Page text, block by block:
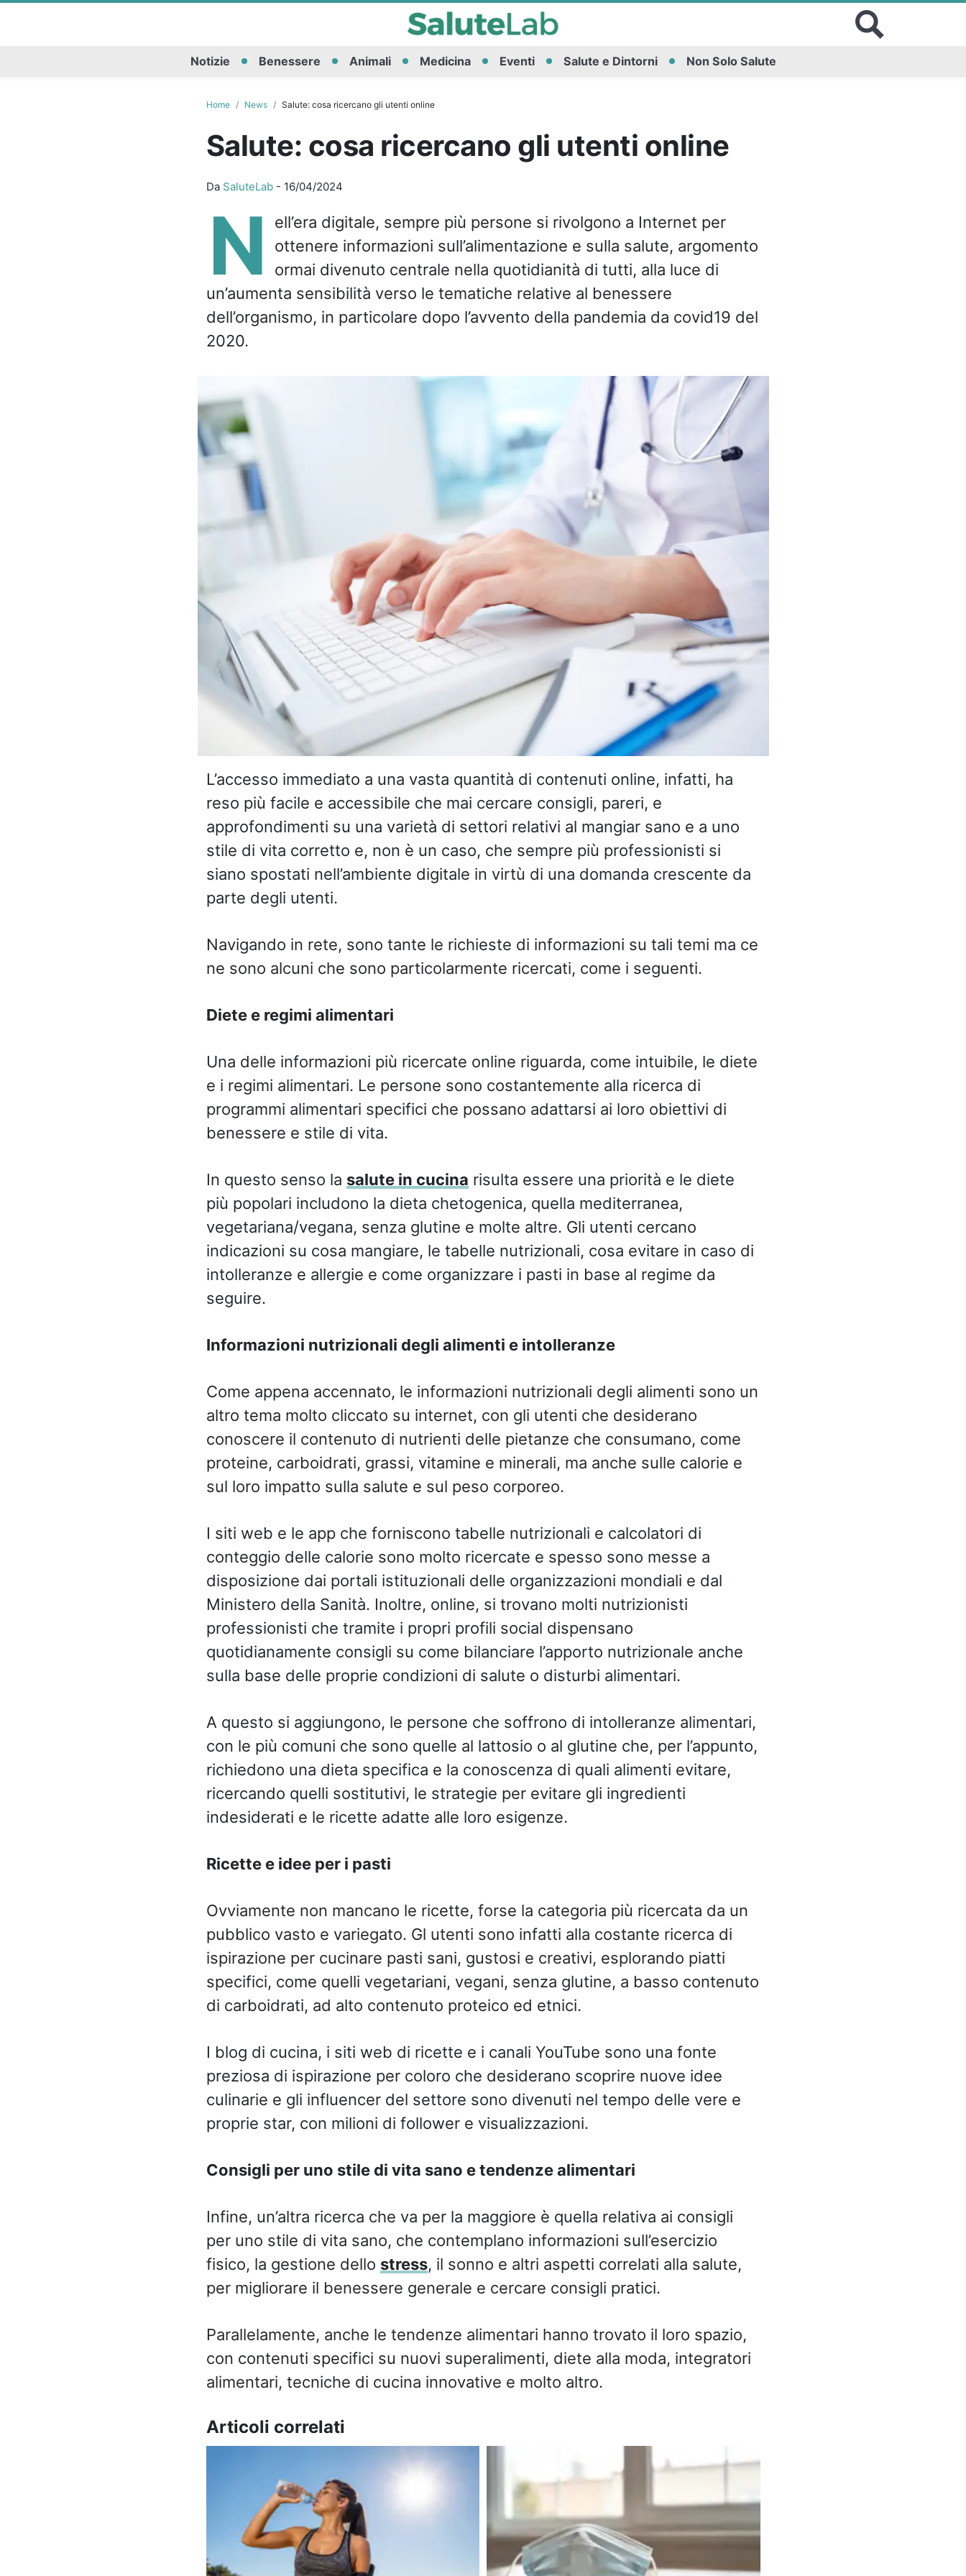
Notizie Benessere Animali Medicina Eventi Salute e Dintorni Non Solo Salute
Home News Salute: cosa ricercano gli utenti online
Salute: cosa ricercano gli utenti online
Da SaluteLab- 16/04/2024
N
ell’era digitale, sempre più persone si rivolgono a Internet per
ottenere informazioni sull’alimentazione e sulla salute, argomento
ormai divenuto centrale nella quotidianità di tutti, alla luce di
un’aumenta sensibilità verso le tematiche relative al benessere
dell’organismo, in particolare dopo l’avvento della pandemia da covid19 del
2020.
L’accesso immediato a una vasta quantità di contenuti online, infatti, ha
reso più facile e accessibile che mai cercare consigli, pareri, e
approfondimenti su una varietà di settori relativi al mangiar sano e a uno
stile di vita corretto e, non è un caso, che sempre più professionisti si
siano spostati nell’ambiente digitale in virtù di una domanda crescente da
parte degli utenti.
Navigando in rete, sono tante le richieste di informazioni su tali temi ma ce
ne sono alcuni che sono particolarmente ricercati, come i seguenti.
Diete e regimi alimentari
Una delle informazioni più ricercate online riguarda, come intuibile, le diete
e i regimi alimentari. Le persone sono costantemente alla ricerca di
programmi alimentari specifici che possano adattarsi ai loro obiettivi di
benessere e stile di vita.
In questo senso la salute in cucina risulta essere una priorità e le diete
più popolari includono la dieta chetogenica, quella mediterranea,
vegetariana/vegana, senza glutine e molte altre. Gli utenti cercano
indicazioni su cosa mangiare, le tabelle nutrizionali, cosa evitare in caso di
intolleranze e allergie e come organizzare i pasti in base al regime da
seguire.
Informazioni nutrizionali degli alimenti e intolleranze
Come appena accennato, le informazioni nutrizionali degli alimenti sono un
altro tema molto cliccato su internet, con gli utenti che desiderano
conoscere il contenuto di nutrienti delle pietanze che consumano, come
proteine, carboidrati, grassi, vitamine e minerali, ma anche sulle calorie e
sul loro impatto sulla salute e sul peso corporeo.
I siti web e le app che forniscono tabelle nutrizionali e calcolatori di
conteggio delle calorie sono molto ricercate e spesso sono messe a
disposizione dai portali istituzionali delle organizzazioni mondiali e dal
Ministero della Sanità. Inoltre, online, si trovano molti nutrizionisti
professionisti che tramite i propri profili social dispensano
quotidianamente consigli su come bilanciare l’apporto nutrizionale anche
sulla base delle proprie condizioni di salute o disturbi alimentari.
A questo si aggiungono, le persone che soffrono di intolleranze alimentari,
con le più comuni che sono quelle al lattosio o al glutine che, per l’appunto,
richiedono una dieta specifica e la conoscenza di quali alimenti evitare,
ricercando quelli sostitutivi, le strategie per evitare gli ingredienti
indesiderati e le ricette adatte alle loro esigenze.
Ricette e idee per i pasti
Ovviamente non mancano le ricette, forse la categoria più ricercata da un
pubblico vasto e variegato. Gl utenti sono infatti alla costante ricerca di
ispirazione per cucinare pasti sani, gustosi e creativi, esplorando piatti
specifici, come quelli vegetariani, vegani, senza glutine, a basso contenuto
di carboidrati, ad alto contenuto proteico ed etnici.
I blog di cucina, i siti web di ricette e i canali YouTube sono una fonte
preziosa di ispirazione per coloro che desiderano scoprire nuove idee
culinarie e gli influencer del settore sono divenuti nel tempo delle vere e
proprie star, con milioni di follower e visualizzazioni.
Consigli per uno stile di vita sano e tendenze alimentari
Infine, un’altra ricerca che va per la maggiore è quella relativa ai consigli
per uno stile di vita sano, che contemplano informazioni sull’esercizio
fisico, la gestione dello stress, il sonno e altri aspetti correlati alla salute,
per migliorare il benessere generale e cercare consigli pratici.
Parallelamente, anche le tendenze alimentari hanno trovato il loro spazio,
con contenuti specifici su nuovi superalimenti, diete alla moda, integratori
alimentari, tecniche di cucina innovative e molto altro.
Articoli correlati